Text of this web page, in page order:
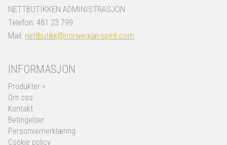
NETTBUTIKKEN ADMINISTRASJON
Telefon: 481 23 799
Mail: nettbutikk@norwegian-spirit.com
INFORMASJON
Produkter >
Om oss
Kontakt
Betingelser
Personvernerklæring
Cookie policy